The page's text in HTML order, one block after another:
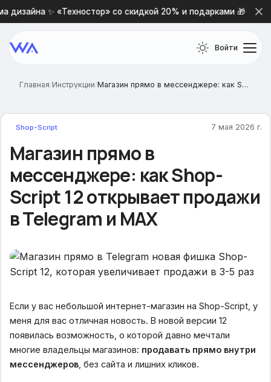
✨ «Техностор» со скидкой 20% и подарками 🎁
Войти
Главная/Инструкции/ Магазин прямо в мессенджере: как Shop-Script 12 открывает продажи в Telegram и MAX
Shop-Script 7 мая 2026 г.
Магазин прямо в
мессенджере: как Shop-
Script 12 открывает продажи
в Telegram и MAX
Если у вас небольшой интернет-магазин на Shop-Script, у
меня для вас отличная новость. В новой версии 12
появилась возможность, о которой давно мечтали
многие владельцы магазинов: продавать прямо внутри
мессенджеров, без сайта и лишних кликов.